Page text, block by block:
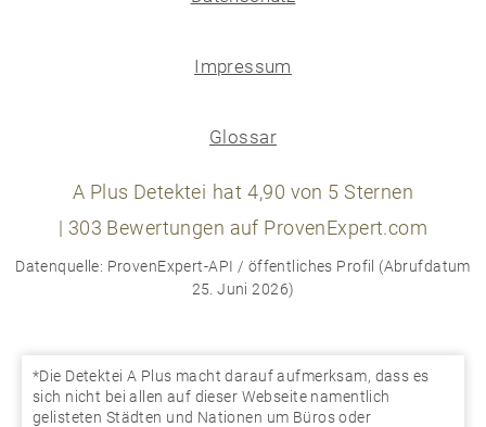
Impressum
Glossar
A Plus Detektei hat 4,90 von 5 Sternen
303 Bewertungen auf ProvenExpert.com
Datenquelle: ProvenExpert-API / öffentliches Profil (Abrufdatum
25. Juni 2026)
*Die Detektei A Plus macht darauf aufmerksam, dass es
sich nicht bei allen auf dieser Webseite namentlich
gelisteten Städten und Nationen um Büros oder